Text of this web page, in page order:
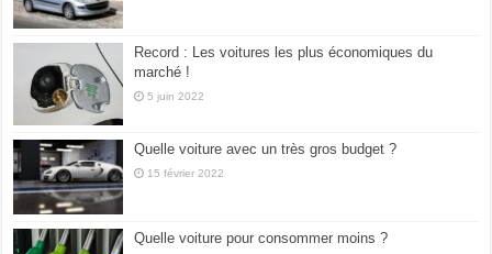
Record : Les voitures les plus économiques du
marché !
5 juin 2022
Quelle voiture avec un très gros budget ?
15 février 2022
Quelle voiture pour consommer moins ?